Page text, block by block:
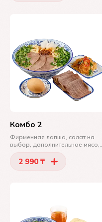
Комбо 2
Фирменная лапша, салат на
выбор, дополнительное мясо,
яйцо по особому рецепту
2 990 ₸